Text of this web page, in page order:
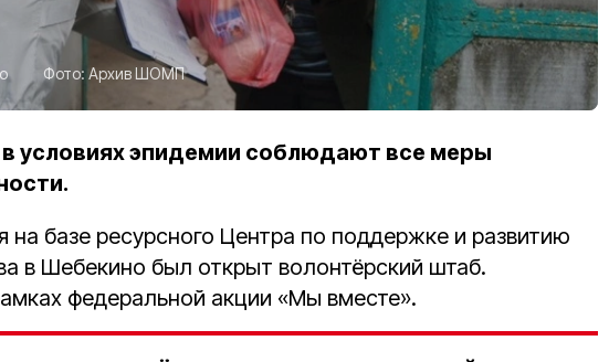
Фото: Архив ШОМП
условиях эпидемии соблюдают все меры
на базе ресурсного Центра по поддержке и развитию
в Шебекино был открыт волонтёрский штаб.
федеральной акции «Мы вместе».